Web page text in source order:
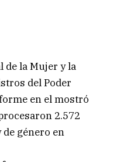
de la Mujer y la
del Poder
en el mostró
2.572
género en